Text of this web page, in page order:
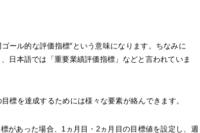
ール的な評価指標”という意味になります。ちなみに
日本語では「重要業績評価指標」などと言われていま
標を達成するためには様々な要素が絡んできます。
があった場合、1ヵ月目・2ヵ月目の目標値を設定し、週